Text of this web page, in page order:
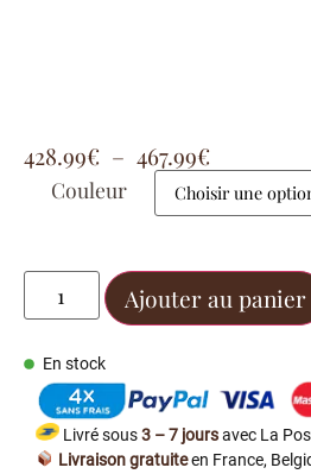
428.99€ – 467.99€
Couleur
Ajouter au panier
En stock
Livré sous3 – 7 joursavec La
Livraison gratuiteen France,